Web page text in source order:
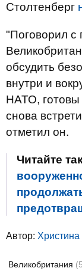
Столтенберг
"Поговорил с
обсудить
внутри и
НАТО, готовы
снова
отметил он.
Читайте
Автор:
Великобритания